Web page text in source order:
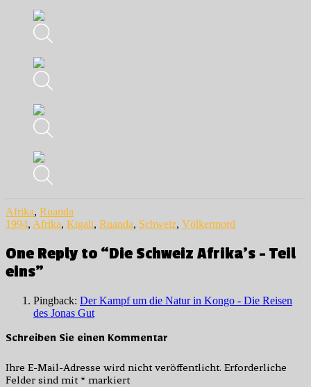
Afrika, Ruanda
1994, Afrika, Kigali, Ruanda, Schweiz, Völkermord
One Reply to “Die Schweiz Afrika’s – Teil
eins”
Pingback: Der Kampf um die Natur in Kongo - Die Reisen
des Jonas Gut
Schreiben Sie einen Kommentar
Ihre E-Mail-Adresse wird nicht veröffentlicht. Erforderliche
Felder sind mit * markiert